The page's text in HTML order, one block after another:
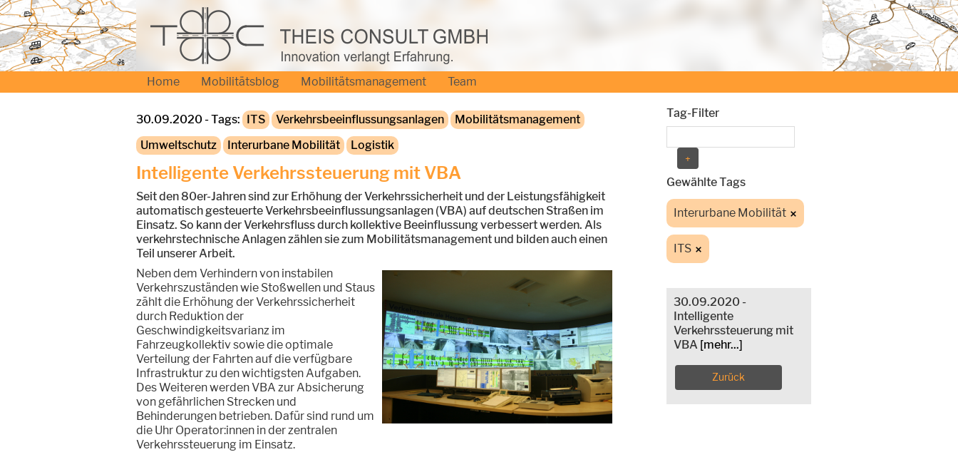
Home Mobilitätsblog Mobilitätsmanagement Team
30.09.2020 - Tags: ITS Verkehrsbeeinflussungsanlagen
Mobilitätsmanagement
Umweltschutz
Interurbane Mobilität Logistik
Intelligente Verkehrssteuerung mit VBA
Seit den 80er-Jahren sind zur Erhöhung der Verkehrssicherheit und der Leistungsfähigkeit
automatisch gesteuerte Verkehrsbeeinflussungsanlagen (VBA) auf deutschen Straßen im
Einsatz. So kann der Verkehrsfluss durch kollektive Beeinflussung verbessert werden. Als
verkehrstechnische Anlagen zählen sie zum Mobilitätsmanagement und bilden auch einen
Teil unserer Arbeit.
Neben dem Verhindern von instabilen
Verkehrszuständen wie Stoßwellen und Staus
zählt die Erhöhung der Verkehrssicherheit
durch Reduktion der
Geschwindigkeitsvarianz im
Fahrzeugkollektiv sowie die optimale
Verteilung der Fahrten auf die verfügbare
Infrastruktur zu den wichtigsten Aufgaben.
Des Weiteren werden VBA zur Absicherung
von gefährlichen Strecken und
Behinderungen betrieben. Dafür sind rund um
die Uhr Operator:innen in der zentralen
Verkehrssteuerung im Einsatz.
Tag-Filter
Gewählte Tags
Interurbane Mobilität
ITS
30.09.2020 -
Intelligente
Verkehrssteuerung mit
VBA [mehr...]
Zurück